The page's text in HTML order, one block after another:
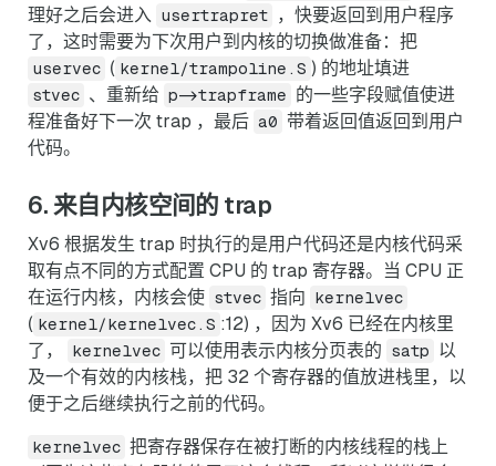
理好之后会进入
usertrapret
，快要返回到用户程序
了，这时需要为下次用户到内核的切换做准备：把
uservec ( kernel/trampoline.S ) 的地址填进
stvec 、重新给 p->trapframe
的一些字段赋值使进
程准备好下一次 trap ，最后 a0 带着返回值返回到用户
代码。
6. 来自内核空间的 trap
Xv6 根据发生 trap 时执行的是用户代码还是内核代码采
取有点不同的方式配置 CPU 的 trap 寄存器。当 CPU 正
在运行内核，内核会使 stvec 指向 kernelvec
( kernel/kernelvec.S :12) ，因为 Xv6 已经在内核里
了，
kernelvec 可以使用表示内核分页表的 satp
以
及一个有效的内核栈，把 32 个寄存器的值放进栈里，以
便于之后继续执行之前的代码。
kernelvec 把寄存器保存在被打断的内核线程的栈上